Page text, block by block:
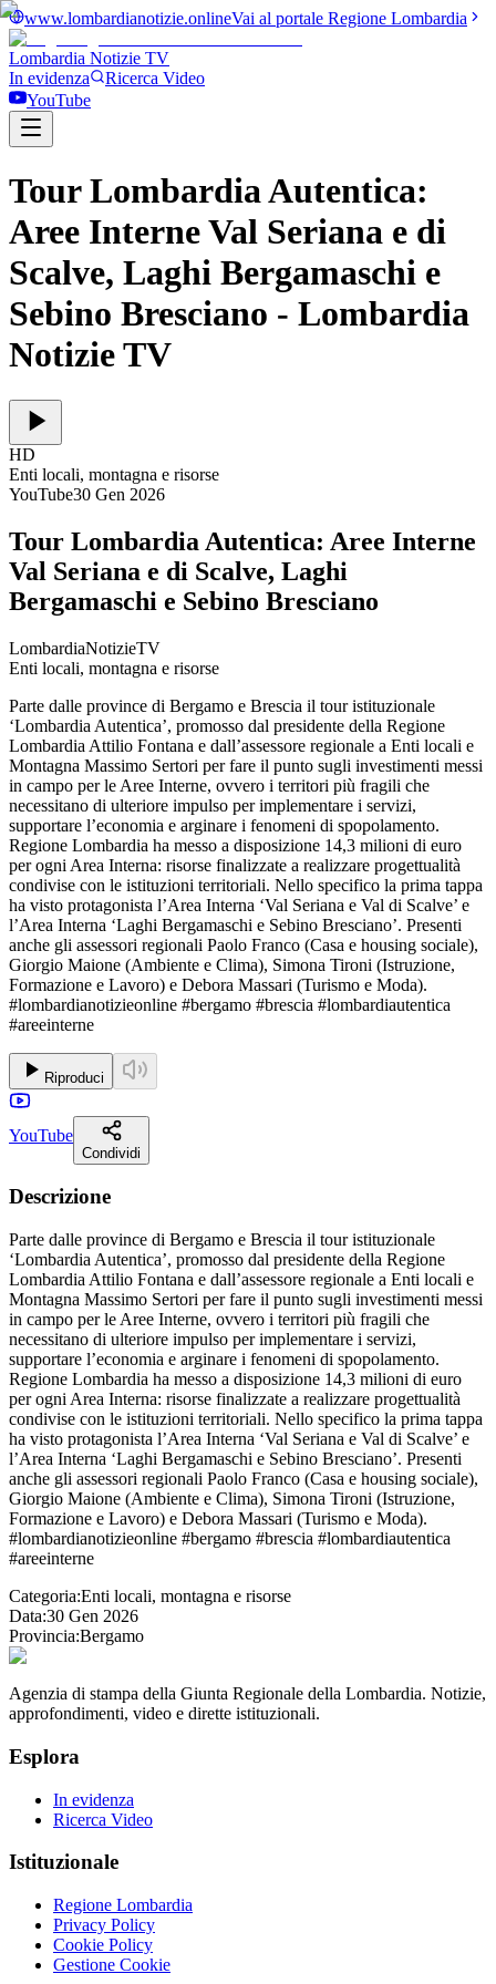
www.lombardianotizie.onlineVai al portale Regione Lombardia
Lombardia Notizie TV
In evidenza
Ricerca Video
YouTube
Tour Lombardia Autentica:
Aree Interne Val Seriana e di
Scalve, Laghi Bergamaschi e
Sebino Bresciano - Lombardia
Notizie TV
HD
Enti locali, montagna e risorse
YouTube30 Gen 2026
Tour Lombardia Autentica: Aree Interne
Val Seriana e di Scalve, Laghi
Bergamaschi e Sebino Bresciano
LombardiaNotizieTV
Enti locali, montagna e risorse
Parte dalle province di Bergamo e Brescia il tour istituzionale
‘Lombardia Autentica’, promosso dal presidente della Regione
Lombardia Attilio Fontana e dall’assessore regionale a Enti locali e
Montagna Massimo Sertori per fare il punto sugli investimenti messi
in campo per le Aree Interne, ovvero i territori più fragili che
necessitano di ulteriore impulso per implementare i servizi,
supportare l’economia e arginare i fenomeni di spopolamento.
Regione Lombardia ha messo a disposizione 14,3 milioni di euro
per ogni Area Interna: risorse finalizzate a realizzare progettualità
condivise con le istituzioni territoriali. Nello specifico la prima tappa
ha visto protagonista l’Area Interna ‘Val Seriana e Val di Scalve’ e
l’Area Interna ‘Laghi Bergamaschi e Sebino Bresciano’. Presenti
anche gli assessori regionali Paolo Franco (Casa e housing sociale),
Giorgio Maione (Ambiente e Clima), Simona Tironi (Istruzione,
Formazione e Lavoro) e Debora Massari (Turismo e Moda).
#lombardianotizieonline #bergamo #brescia #lombardiautentica
#areeinterne
Riproduci
YouTube
Condividi
Descrizione
Parte dalle province di Bergamo e Brescia il tour istituzionale
‘Lombardia Autentica’, promosso dal presidente della Regione
Lombardia Attilio Fontana e dall’assessore regionale a Enti locali e
Montagna Massimo Sertori per fare il punto sugli investimenti messi
in campo per le Aree Interne, ovvero i territori più fragili che
necessitano di ulteriore impulso per implementare i servizi,
supportare l’economia e arginare i fenomeni di spopolamento.
Regione Lombardia ha messo a disposizione 14,3 milioni di euro
per ogni Area Interna: risorse finalizzate a realizzare progettualità
condivise con le istituzioni territoriali. Nello specifico la prima tappa
ha visto protagonista l’Area Interna ‘Val Seriana e Val di Scalve’ e
l’Area Interna ‘Laghi Bergamaschi e Sebino Bresciano’. Presenti
anche gli assessori regionali Paolo Franco (Casa e housing sociale),
Giorgio Maione (Ambiente e Clima), Simona Tironi (Istruzione,
Formazione e Lavoro) e Debora Massari (Turismo e Moda).
#lombardianotizieonline #bergamo #brescia #lombardiautentica
#areeinterne
Categoria:Enti locali, montagna e risorse
Data:30 Gen 2026
Provincia:Bergamo
Agenzia di stampa della Giunta Regionale della Lombardia. Notizie,
approfondimenti, video e dirette istituzionali.
Esplora
In evidenza
Ricerca Video
Istituzionale
Regione Lombardia
Privacy Policy
Cookie Policy
Gestione Cookie